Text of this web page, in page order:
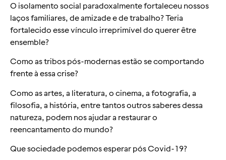
O isolamento social paradoxalmente fortaleceu nossos
laços familiares, de amizade e de trabalho? Teria
fortalecido esse vínculo irreprimível do querer être
ensemble?
Como as tribos pós-modernas estão se comportando
frente à essa crise?
Como as artes, a literatura, o cinema, a fotografia, a
filosofia, a história, entre tantos outros saberes dessa
natureza, podem nos ajudar a restaurar o
reencantamento do mundo?
Que sociedade podemos esperar pós Covid-19?